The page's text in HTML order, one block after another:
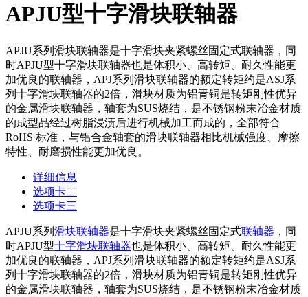
APJU型十字滑块联轴器
APJU系列滑块联轴器是十字滑块夹紧螺丝固定式联轴器，同
时APJU型十字滑块联轴器也是体积小、高转矩、耐久性能更
加优良的联轴器，APJ系列滑块联轴器的额定转矩约是ASJ系
列十字滑块联轴器的2倍，滑块材质为铝青铜是转矩刚性优异
的金属滑块联轴器，轴套为SUS烧结，是不锈钢粉末冶金材质
的成型品经过树脂浸渍后进行机械加工而成的，全部符合
RoHS 标准，与铝合金轴套的滑块联轴器相比机械强度、摩擦
特性、耐磨损性能更加优良。
详细信息
选项卡二
选项卡三
APJU系列 滑块联轴器是十字滑块夹紧螺丝固定式联轴器 ，同
时APJU型十字滑块联轴器也是体积小、高转矩、耐久性能更
加优良的联轴器，APJ系列滑块联轴器的额定转矩约是ASJ系
列十字滑块联轴器的2倍，滑块材质为铝青铜是转矩刚性优异
的金属滑块联轴器，轴套为SUS烧结，是不锈钢粉末冶金材质